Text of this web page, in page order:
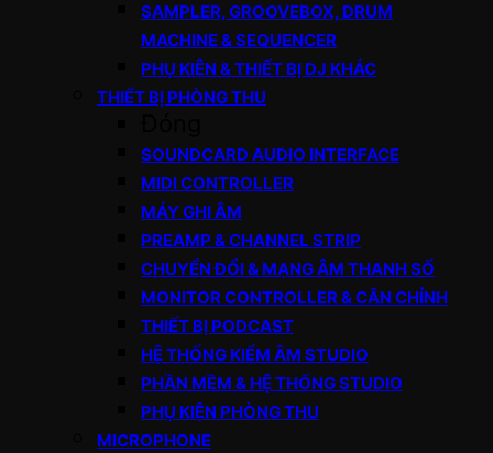
SAMPLER, GROOVEBOX, DRUM
MACHINE & SEQUENCER
PHỤ KIỆN & THIẾT BỊ DJ KHÁC
THIẾT BỊ PHÒNG THU
SOUNDCARD AUDIO INTERFACE
MIDI CONTROLLER
MÁY GHI ÂM
PREAMP & CHANNEL STRIP
CHUYỂN ĐỔI & MẠNG ÂM THANH SỐ
MONITOR CONTROLLER & CÂN CHỈNH
THIẾT BỊ PODCAST
HỆ THỐNG KIỂM ÂM STUDIO
PHẦN MỀM & HỆ THỐNG STUDIO
PHỤ KIỆN PHÒNG THU
MICROPHONE